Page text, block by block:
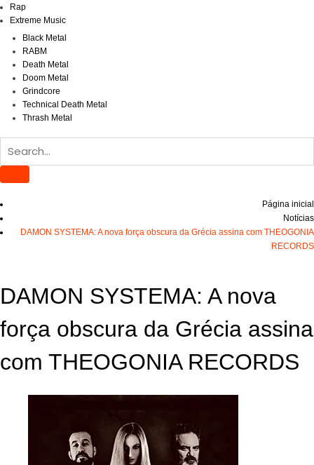
Rap
Extreme Music
Black Metal
RABM
Death Metal
Doom Metal
Grindcore
Technical Death Metal
Thrash Metal
Página inicial
Notícias
DAMON SYSTEMA: A nova força obscura da Grécia assina com THEOGONIA
RECORDS
DAMON SYSTEMA: A nova
força obscura da Grécia assina
com THEOGONIA RECORDS